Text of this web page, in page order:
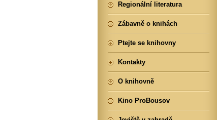
Regionální literatura
Zábavně o knihách
Ptejte se knihovny
Kontakty
O knihovně
Kino ProBousov